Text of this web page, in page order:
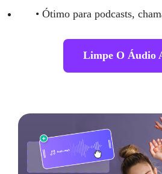
• Ótimo para podcasts,
Limpe O Áudio